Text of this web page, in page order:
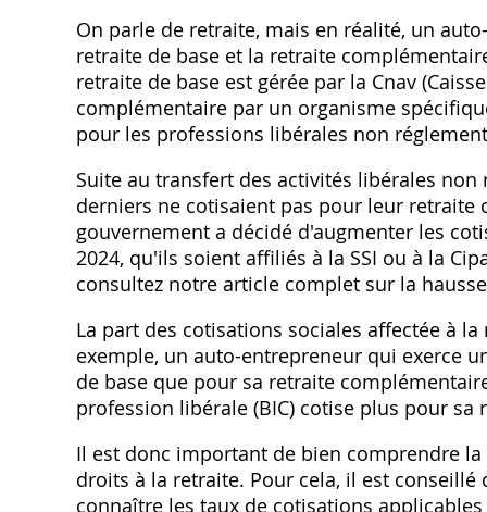
On parle de retraite‚ mais en réalité‚ un
retraite de base et la retraite
retraite de base est gérée par la Cnav
complémentaire par un organisme
pour les professions libérales non
Suite au transfert des activités libérales non
derniers ne cotisaient pas pour leur retraite
gouvernement a décidé d'augmenter les
2024‚ qu'ils soient affiliés à la SSI ou à la
consultez notre article complet sur la
La part des cotisations sociales affectée à
exemple‚ un auto-entrepreneur qui exerce
de base que pour sa retraite
profession libérale (BIC) cotise plus pour
Il est donc important de bien comprendre
droits à la retraite. Pour cela‚ il est
connaître les taux de cotisations